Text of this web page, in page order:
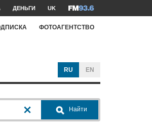
ДЕНЬГИ UK
ФОТОАГЕНТСТВО
RU EN
Найти